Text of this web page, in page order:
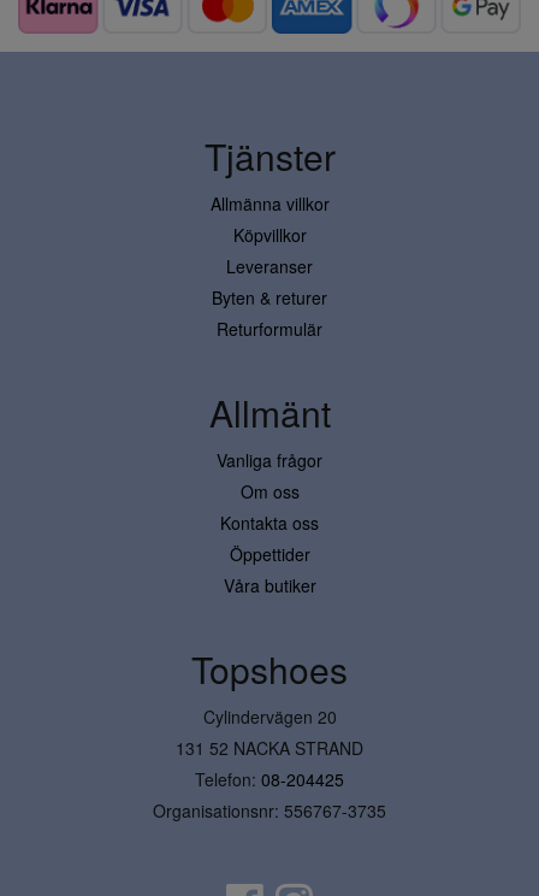
Tjänster
Allmänna villkor
Köpvillkor
Leveranser
Byten & returer
Returformulär
Allmänt
Vanliga frågor
Om oss
Kontakta oss
Öppettider
Våra butiker
Topshoes
Cylindervägen 20
131 52 NACKA STRAND
Telefon: 08-204425
Organisationsnr: 556767-3735